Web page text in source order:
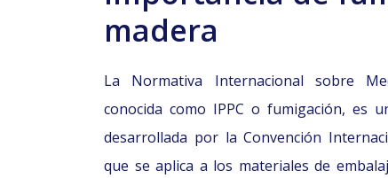
madera
La Normativa Internacional sobre
conocida como IPPC o fumigación, es
desarrollada por la Convención
que se aplica a los materiales de